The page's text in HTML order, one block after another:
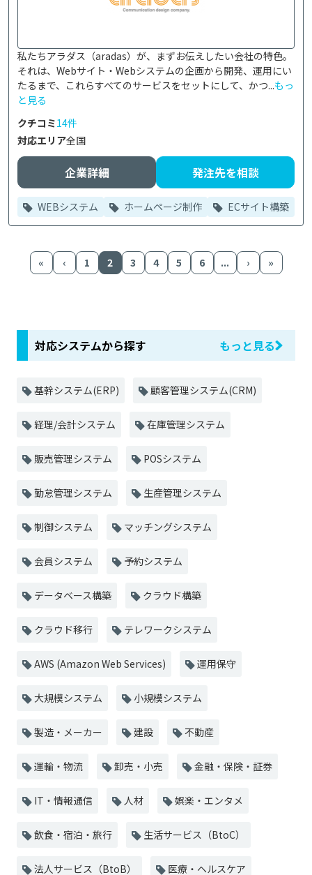
私たちアラダス（aradas）が、まずお伝えしたい会社の特色。
それは、Webサイト・Webシステムの企画から開発、運用にい
たるまで、これらすべてのサービスをセットにして、かつ...もっ
と見る
クチコミ14件
対応エリア全国
企業詳細 発注先を相談
WEBシステム ホームページ制作 ECサイト構築
« ‹ 1 2 3 4 5 6 ... › »
対応システムから探す もっと見る
基幹システム(ERP) 顧客管理システム(CRM)
経理/会計システム 在庫管理システム
販売管理システム POSシステム
勤怠管理システム 生産管理システム
制御システム マッチングシステム
会員システム 予約システム
データベース構築 クラウド構築
クラウド移行 テレワークシステム
AWS (Amazon Web Services) 運用保守
大規模システム 小規模システム
製造・メーカー 建設 不動産
運輸・物流 卸売・小売 金融・保険・証券
IT・情報通信 人材 娯楽・エンタメ
飲食・宿泊・旅行 生活サービス（BtoC）
法人サービス（BtoB） 医療・ヘルスケア